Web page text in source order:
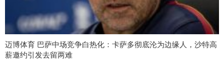
迈博体育 巴萨中场竞争白热化：卡萨多彻底沦为边缘人，沙特高
薪邀约引发去留两难